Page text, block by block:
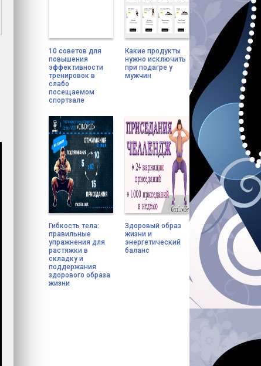
10 советов для
повышения
эффективности
тренировок в
слабо
посещаемом
спортзале
Какие продукты
нужно исключить
при подагре у
мужчин
Гибкость тела:
правильные
упражнения для
растяжки в
складку и
поддержания
здорового образа
жизни
Здоровый образ
жизни и
энергетический
баланс